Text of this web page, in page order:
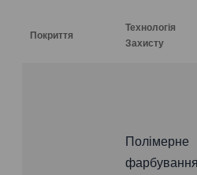
Покриття
Технологія
Захисту
Полімерне